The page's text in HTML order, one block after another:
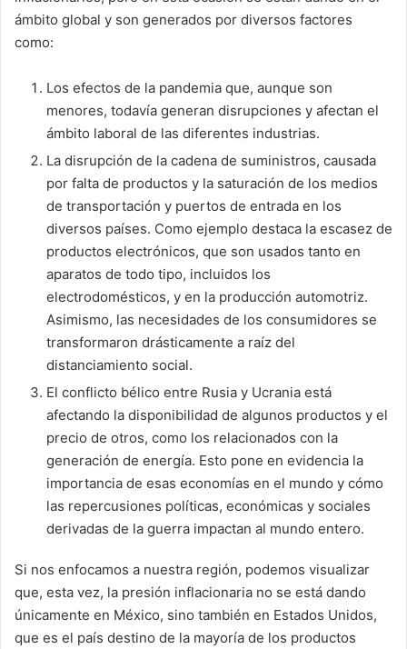
ámbito global y son generados por diversos factores
como:
Los efectos de la pandemia que, aunque son
menores, todavía generan disrupciones y afectan el
ámbito laboral de las diferentes industrias.
La disrupción de la cadena de suministros, causada
por falta de productos y la saturación de los medios
de transportación y puertos de entrada en los
diversos países. Como ejemplo destaca la escasez de
productos electrónicos, que son usados tanto en
aparatos de todo tipo, incluidos los
electrodomésticos, y en la producción automotriz.
Asimismo, las necesidades de los consumidores se
transformaron drásticamente a raíz del
distanciamiento social.
El conflicto bélico entre Rusia y Ucrania está
afectando la disponibilidad de algunos productos y el
precio de otros, como los relacionados con la
generación de energía. Esto pone en evidencia la
importancia de esas economías en el mundo y cómo
las repercusiones políticas, económicas y sociales
derivadas de la guerra impactan al mundo entero.
Si nos enfocamos a nuestra región, podemos visualizar
que, esta vez, la presión inflacionaria no se está dando
únicamente en México, sino también en Estados Unidos,
que es el país destino de la mayoría de los productos